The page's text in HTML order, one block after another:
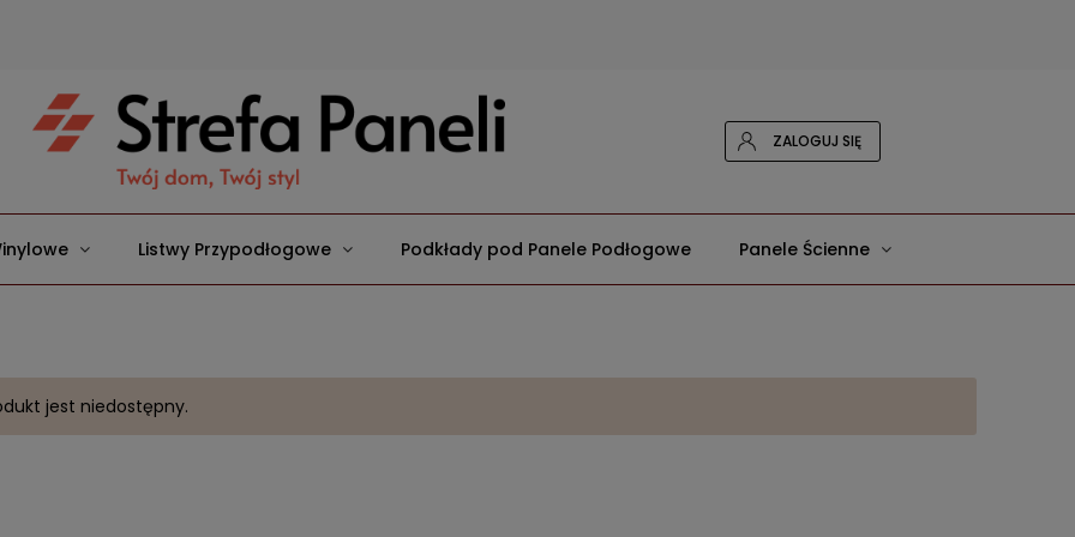
ZALOGUJ SIĘ
Listwy Przypodłogowe Podkłady pod Panele Podłogowe Panele Ścienne
jest niedostępny.